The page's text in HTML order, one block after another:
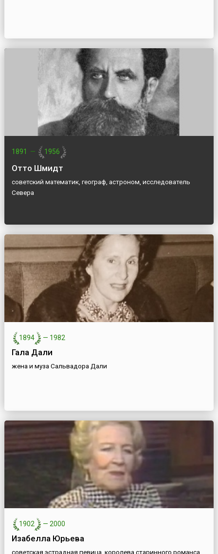
1891 — 1956
Отто Шмидт
советский математик, географ, астроном, исследователь
Севера
1894 — 1982
Гала Дали
жена и муза Сальвадора Дали
1902 — 2000
Изабелла Юрьева
советская эстрадная певица, королева старинного романса,